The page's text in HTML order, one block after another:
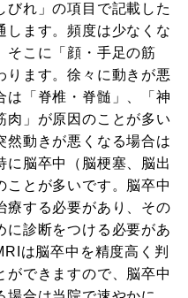
びれ」の項目で記載した
します。頻度は少なくな
そこに「顔・手足の筋
ります。徐々に動きが悪
は「脊椎・脊髄」、「神
肉」が原因のことが多い
然動きが悪くなる場合は
に脳卒中（脳梗塞、脳出
ことが多いです。脳卒中
療する必要があり、その
に診断をつける必要があ
は脳卒中を精度高く判
ができますので、脳卒中